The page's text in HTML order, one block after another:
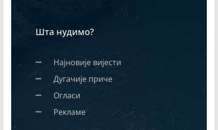
Шта нудимо?
Најновије вијести
Дугачије приче
Огласи
Рекламе